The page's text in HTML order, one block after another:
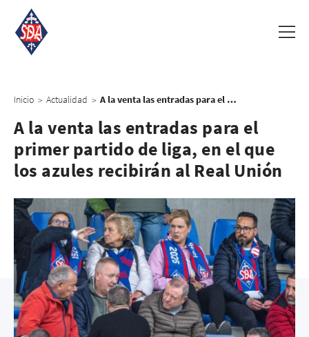
Inicio > Actualidad > A la venta las entradas para el primer partido de liga, en el que los azules recibirán al Real Unión
A la venta las entradas para el
primer partido de liga, en el que
los azules recibirán al Real Unión